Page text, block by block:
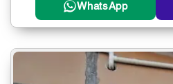
WhatsApp